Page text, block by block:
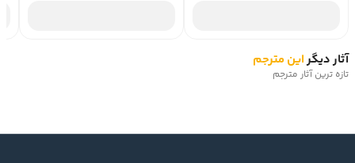
آثار دیگر این مترجم
تازه ترین آثار مترجم